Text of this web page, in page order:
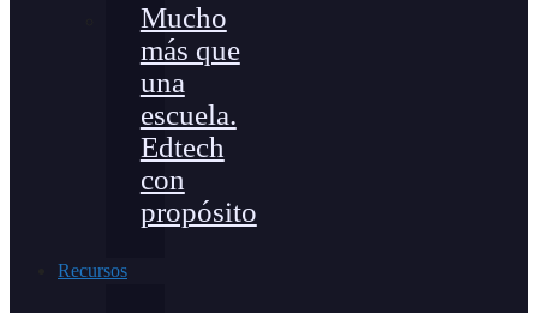
Mucho
más que
una
escuela.
Edtech
con
propósito
Recursos